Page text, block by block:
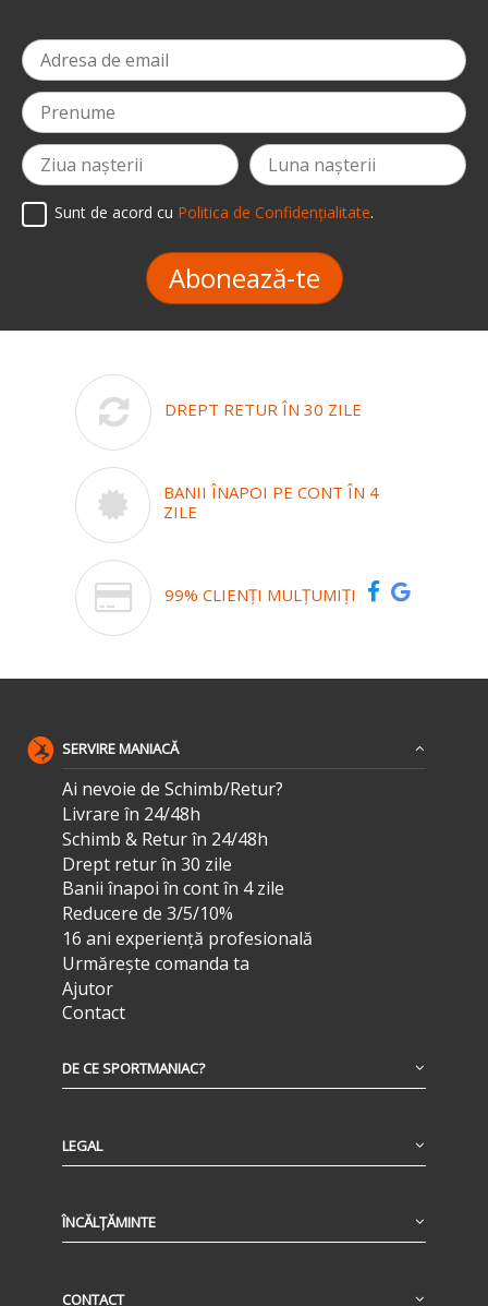
Sunt de acord cu Politica de Confidențialitate.
Abonează-te
DREPT RETUR ÎN 30 ZILE
BANII ÎNAPOI PE CONT ÎN 4
ZILE
99% CLIENȚI MULȚUMIȚI
SERVIRE MANIACĂ
Ai nevoie de Schimb/Retur?
Livrare în 24/48h
Schimb & Retur în 24/48h
Drept retur în 30 zile
Banii înapoi în cont în 4 zile
Reducere de 3/5/10%
16 ani experiență profesională
Urmărește comanda ta
Ajutor
Contact
DE CE SPORTMANIAC?
LEGAL
ÎNCĂLȚĂMINTE
CONTACT